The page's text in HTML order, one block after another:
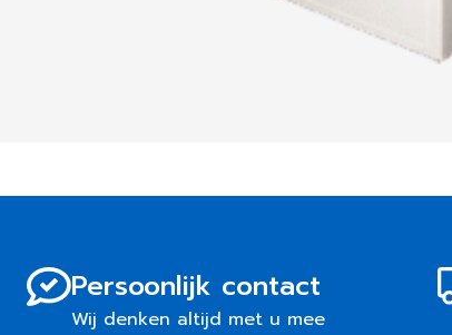
Persoonlijk contact
Wij denken altijd met u mee